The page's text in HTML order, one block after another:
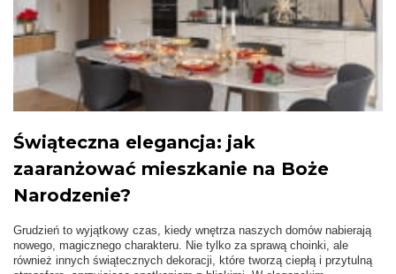
Świąteczna elegancja: jak
zaaranżować mieszkanie na Boże
Narodzenie?
Grudzień to wyjątkowy czas, kiedy wnętrza naszych domów nabierają
nowego, magicznego charakteru. Nie tylko za sprawą choinki, ale
również innych świątecznych dekoracji, które tworzą ciepłą i przytulną